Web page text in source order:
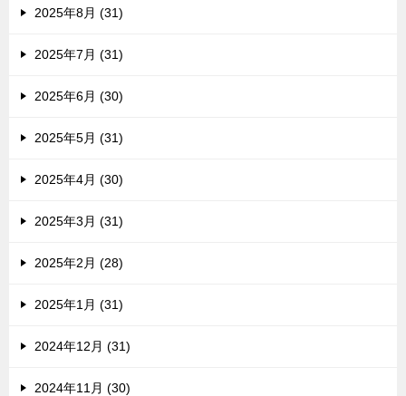
2025年8月 (31)
2025年7月 (31)
2025年6月 (30)
2025年5月 (31)
2025年4月 (30)
2025年3月 (31)
2025年2月 (28)
2025年1月 (31)
2024年12月 (31)
2024年11月 (30)